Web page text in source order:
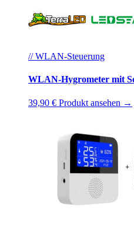
// WLAN-Steuerung
WLAN-Hygrometer mit
39,90 € Produkt ansehen →